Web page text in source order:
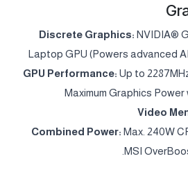
Discrete Graphics: NVIDIA®
Laptop GPU (Powers advanced
GPU Performance: Up to
Maximum Graphics
Video
Combined Power: Max. 240W
MSI